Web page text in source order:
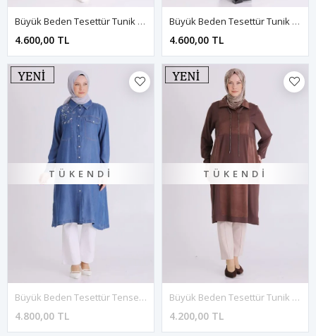
Büyük Beden Tesettür Tunik 20144 Lacivert
4.600,00 TL
Büyük Beden Tesettür Tunik 20144 Siyah
4.600,00 TL
TÜKENDI
Büyük Beden Tesettür Tensel Kot Tunik 23040 Koyu Mavi
4.800,00 TL
TÜKENDI
Büyük Beden Tesettür Tunik 20142 Kahve
4.200,00 TL